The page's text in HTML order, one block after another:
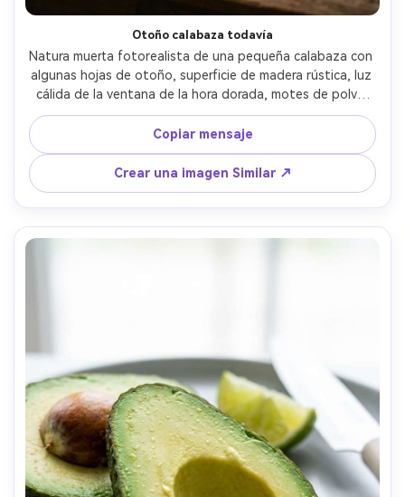
Otoño calabaza todavía
Natura muerta fotorealista de una pequeña calabaza con
algunas hojas de otoño, superficie de madera rústica, luz
cálida de la ventana de la hora dorada, motes de polvo
sutiles, profundidad de campo poco profunda, aspecto
de lente de 50 mm, tonos cálidos cinematográficos,
fotografía de comida de temporada de alta gama- -ar 4:5
Copiar mensaje
Crear una imagen Similar ↗